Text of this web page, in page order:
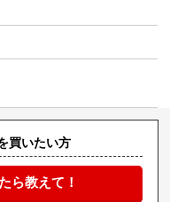
買いたい方
ら教えて！